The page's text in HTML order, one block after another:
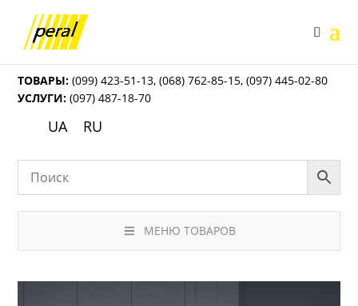
ТОВАРЫ: (099) 423-51-13,(068) 762-85-15,(097) 445-02-80
УСЛУГИ: (097) 487-18-70
UA RU
МЕНЮ ТОВАРОВ